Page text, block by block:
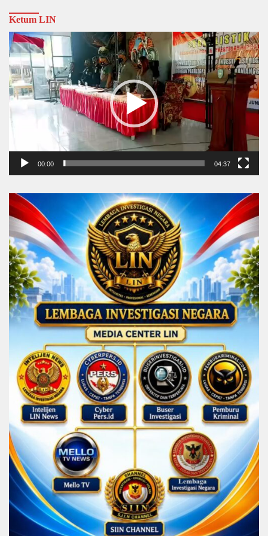
Ketum LIN
Video
Player
00:00 04:37